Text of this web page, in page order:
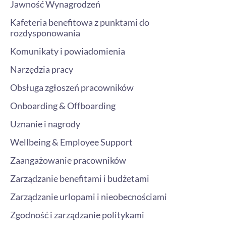
Jawność Wynagrodzeń
Kafeteria benefitowa z punktami do
rozdysponowania
Komunikaty i powiadomienia
Narzędzia pracy
Obsługa zgłoszeń pracowników
Onboarding & Offboarding
Uznanie i nagrody
Wellbeing & Employee Support
Zaangażowanie pracowników
Zarządzanie benefitami i budżetami
Zarządzanie urlopami i nieobecnościami
Zgodność i zarządzanie politykami